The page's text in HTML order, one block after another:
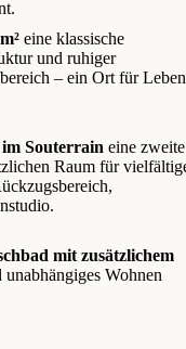
eine klassische
und ruhiger
– ein Ort für
Souterrain eine zweite
Raum für
mit zusätzlichem
Wohnen